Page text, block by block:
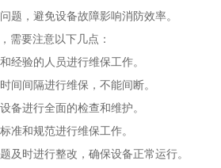
题，避免设备故障影响消防效率。
需要注意以下几点：
经验的人员进行维保工作。
间间隔进行维保，不能间断。
备进行全面的检查和维护。
准和规范进行维保工作。
及时进行整改，确保设备正常运行。